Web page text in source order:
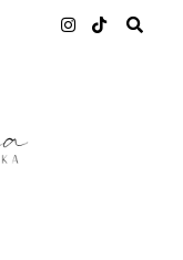
to deliver its
statistics, and